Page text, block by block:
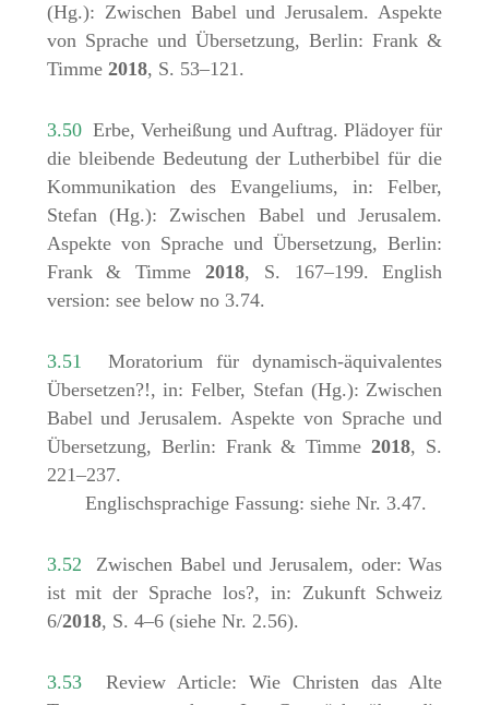
(Hg.): Zwischen Babel und Jerusalem. Aspekte
von Sprache und Übersetzung, Berlin: Frank &
Timme 2018, S. 53–121.
3.50Erbe, Verheißung und Auftrag. Plädoyer für
die bleibende Bedeutung der Lutherbibel für die
Kommunikation des Evangeliums, in: Felber,
Stefan (Hg.): Zwischen Babel und Jerusalem.
Aspekte von Sprache und Übersetzung, Berlin:
Frank & Timme 2018, S. 167–199. English
version: see below no 3.74.
3.51 Moratorium für dynamisch-äquivalentes
Übersetzen?!, in: Felber, Stefan (Hg.): Zwischen
Babel und Jerusalem. Aspekte von Sprache und
Übersetzung, Berlin: Frank & Timme2018, S.
221–237.
Englischsprachige Fassung: siehe Nr. 3.47.
3.52 Zwischen Babel und Jerusalem, oder: Was
ist mit der Sprache los?, in: Zukunft Schweiz
6/2018, S. 4–6 (siehe Nr. 2.56).
3.53Review Article: Wie Christen das Alte